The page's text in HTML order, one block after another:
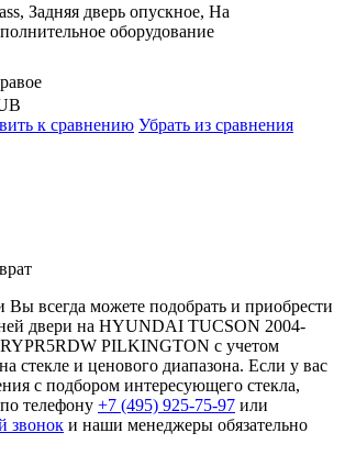
Задняя дверь опускное, На
оборудование
к сравнению Убрать из сравнения
всегда можете подобрать и приобрести
двери на HYUNDAI TUCSON 2004-
PILKINGTON с учетом
стекле и ценового диапазона. Если у вас
с подбором интересующего стекла,
телефону +7 (495) 925-75-97 или
звонок и наши менеджеры обязательно